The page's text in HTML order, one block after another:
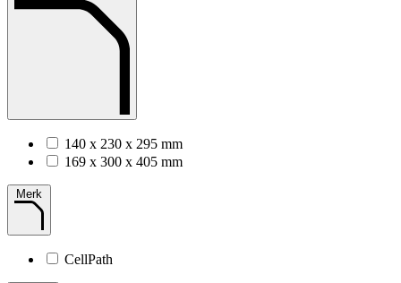
140 x 230 x 295 mm
169 x 300 x 405 mm
Merk
CellPath